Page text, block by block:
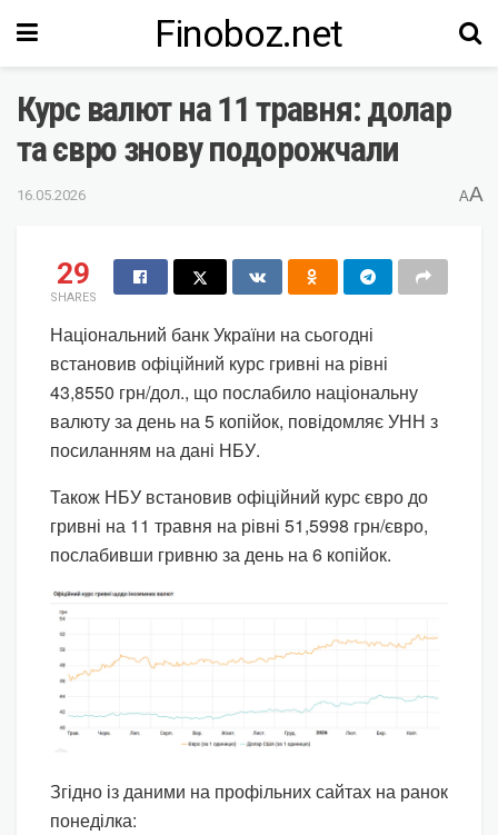
Finoboz.net
Курс валют на 11 травня: долар
та євро знову подорожчали
16.05.2026 AA
29
SHARES
Національний банк України на сьогодні
встановив офіційний курс гривні на рівні
43,8550 грн/дол., що послабило національну
валюту за день на 5 копійок, повідомляє УНН з
посиланням на дані НБУ.
Також НБУ встановив офіційний курс євро до
гривні на 11 травня на рівні 51,5998 грн/євро,
послабивши гривню за день на 6 копійок.
Згідно із даними на профільних сайтах на ранок
понеділка: